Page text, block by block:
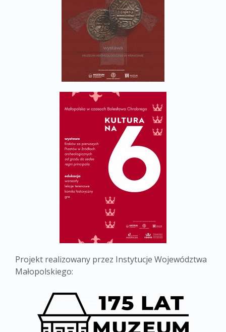
Projekt realizowany przez Instytucje Województwa
Małopolskiego: